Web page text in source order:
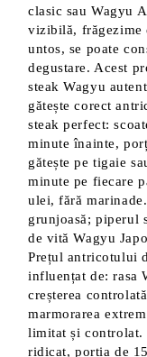
clasic sau Wagyu
vizibilă, frăgezime
untos, se poate
degustare. Acest
steak Wagyu
gătește corect
steak perfect:
minute înainte,
gătește pe tigaie
minute pe fiecare
ulei, fără
grunjoasă; piperul
de vită Wagyu
Prețul antricotului
influențat de: rasa
creșterea
marmorarea
limitat și controlat.
ridicat, porția de